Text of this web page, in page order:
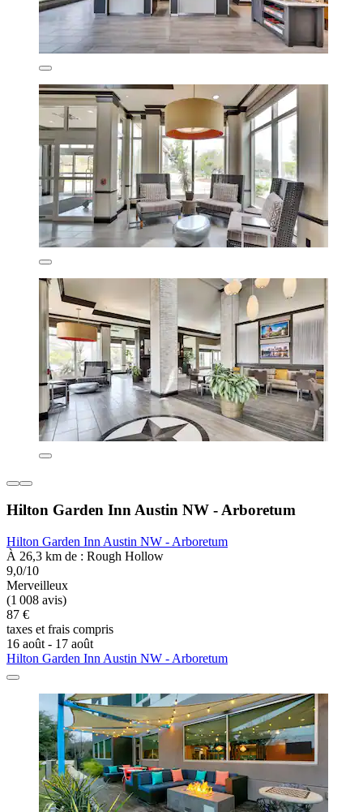
Hilton Garden Inn Austin NW - Arboretum
Hilton Garden Inn Austin NW - Arboretum
À 26,3 km de : Rough Hollow
9,0/10
Merveilleux
(1 008 avis)
87 €
taxes et frais compris
16 août - 17 août
Hilton Garden Inn Austin NW - Arboretum